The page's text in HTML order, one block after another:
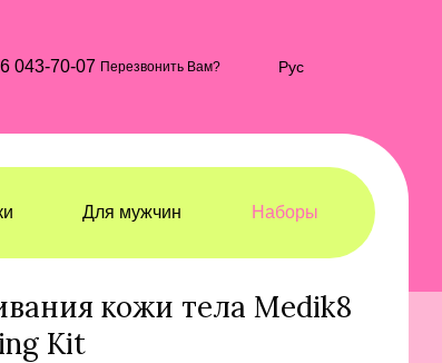
043-70-07 Перезвонить Вам? Рус
Для мужчин Наборы
кожи тела Medik8
Kit